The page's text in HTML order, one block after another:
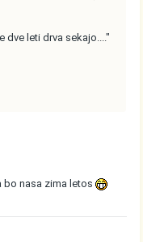
dve leti drva sekajo...."
bo nasa zima letos